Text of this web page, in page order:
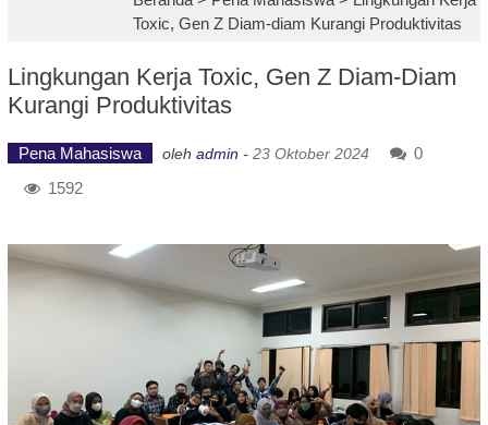
Toxic, Gen Z Diam-diam Kurangi Produktivitas
Lingkungan Kerja Toxic, Gen Z Diam-Diam
Kurangi Produktivitas
Pena Mahasiswa oleh admin - 23 Oktober 2024
0
1592